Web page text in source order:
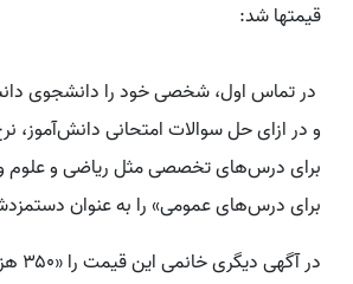
قیمتها شد:
در تماس اول، شخصی خود را دانشجوی
برای درس‌های عمومی» را به عنوان
در